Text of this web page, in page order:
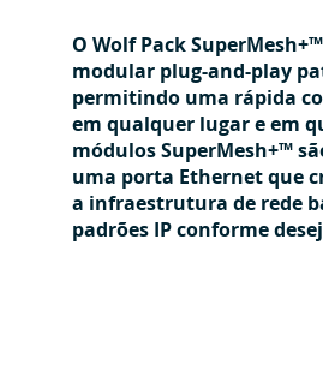
O Wolf Pack
modular plug-and-play
permitindo uma rápida
em qualquer lugar e em
módulos SuperMesh+™
uma porta Ethernet que
a infraestrutura de rede
padrões IP conforme